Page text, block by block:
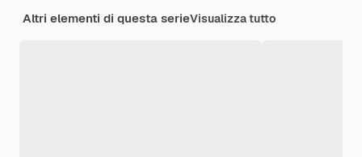
Altri elementi di questa serieVisualizza tutto